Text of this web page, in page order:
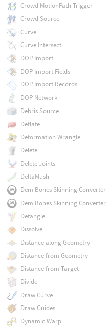
Crowd MotionPath Trigger
Crowd Source
Curve
Curve Intersect
DOP Import
DOP Import Fields
DOP Import Records
DOP Network
Debris Source
Deflate
Deformation Wrangle
Delete
Delete Joints
DeltaMush
Dem Bones Skinning Converter
Dem Bones Skinning Converter
Detangle
Dissolve
Distance along Geometry
Distance from Geometry
Distance from Target
Divide
Draw Curve
Draw Guides
Dynamic Warp